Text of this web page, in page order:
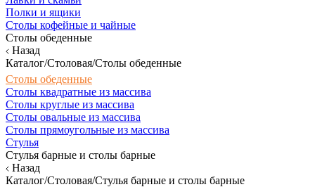
Полки и ящики
Столы кофейные и чайные
Столы обеденные
Назад
Каталог/Столовая/Столы обеденные
Столы обеденные
Столы квадратные из массива
Столы круглые из массива
Столы овальные из массива
Столы прямоугольные из массива
Стулья
Стулья барные и столы барные
Назад
Каталог/Столовая/Стулья барные и столы барные